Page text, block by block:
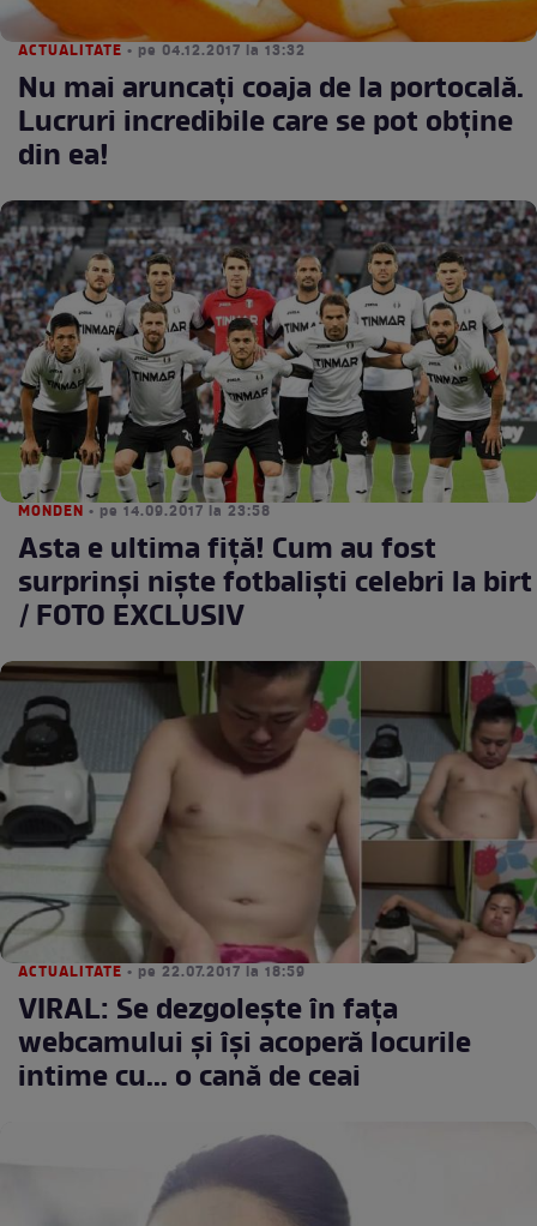
ACTUALITATE • pe 04.12.2017 la 13:32
Nu mai aruncaţi coaja de la portocală.
Lucruri incredibile care se pot obţine
din ea!
MONDEN • pe 14.09.2017 la 23:58
Asta e ultima fiţă! Cum au fost
surprinşi nişte fotbalişti celebri la birt
/ FOTO EXCLUSIV
ACTUALITATE • pe 22.07.2017 la 18:59
VIRAL: Se dezgolește în fața
webcamului și își acoperă locurile
intime cu... o cană de ceai